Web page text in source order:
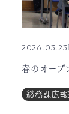
2026.03.23
春のオープ
総務課広報